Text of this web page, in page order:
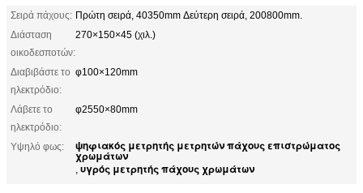
Σειρά πάχους: Πρώτη σειρά, 40350mm Δεύτερη σειρά, 200800mm.
Διάσταση
οικοδεσποτών:
270×150×45 (χιλ.)
Διαβιβάστε το
ηλεκτρόδιο:
φ100×120mm
Λάβετε το
ηλεκτρόδιο:
φ2550×80mm
Υψηλό φως: ψηφιακός μετρητής μετρητών πάχους επιστρώματος
χρωμάτων
, υγρός μετρητής πάχους χρωμάτων